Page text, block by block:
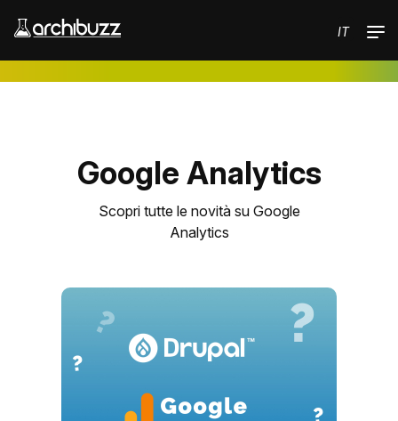
IT
Google Analytics
Scopri tutte le novità su Google
Analytics